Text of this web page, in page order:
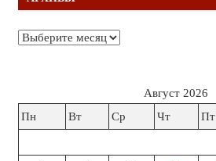
Архивы
Август 2026
Пн
Вт Ср Чт Пт